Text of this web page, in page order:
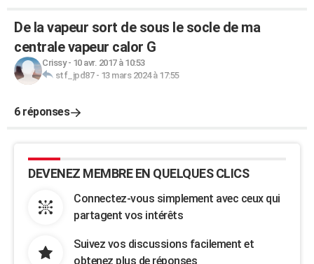
De la vapeur sort de sous le socle de ma
centrale vapeur calor G
Crissy- 10 avr. 2017 à 10:53
stf_jpd87- 13 mars 2024 à 17:55
6 réponses
DEVENEZ MEMBRE EN QUELQUES CLICS
Connectez-vous simplement avec ceux qui
partagent vos intérêts
Suivez vos discussions facilement et
obtenez plus de réponses